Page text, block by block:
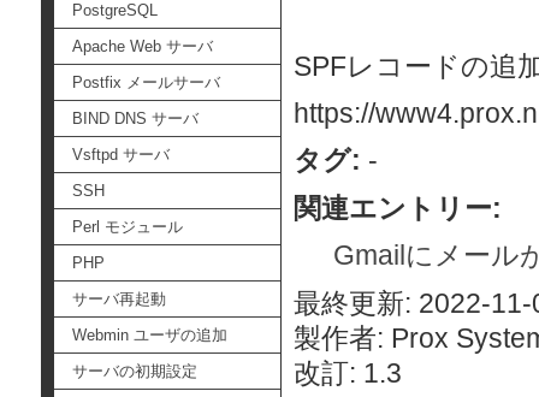
PostgreSQL
Apache Web サーバ
Postfix メールサーバ
BIND DNS サーバ
Vsftpd サーバ
SSH
Perl モジュール
PHP
サーバ再起動
Webmin ユーザの追加
サーバの初期設定
SPFレコードの追
https://
タグ: -
関連エントリー:
Gmailにメール
最終更新: 2022-
製作者: Prox
改訂: 1.3